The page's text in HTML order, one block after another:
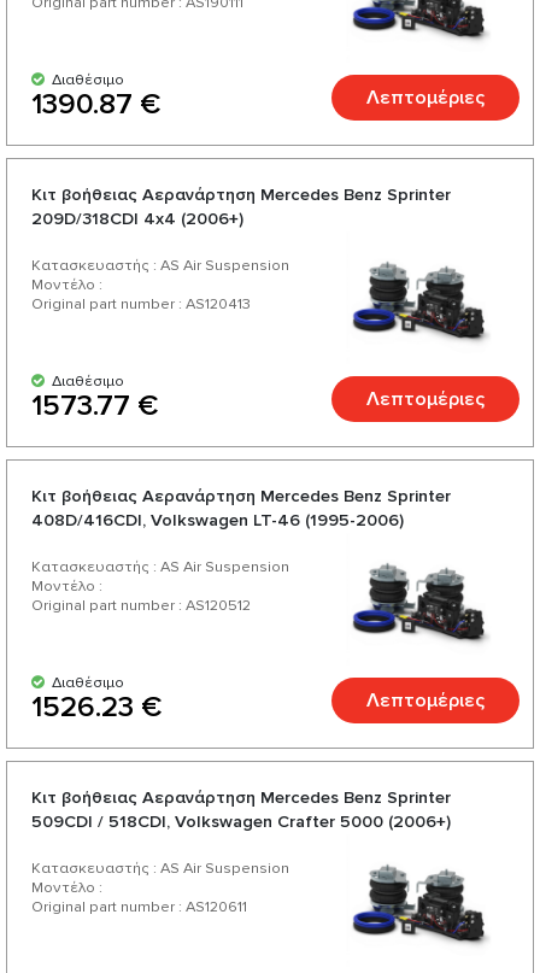
Διαθέσιμο
1390.87 € Λεπτομέριες
Κιτ βοήθειας Αερανάρτηση Mercedes Benz Sprinter
209D/318CDI 4x4 (2006+)
Κατασκευαστής : AS Air Suspension
Μοντέλο :
Original part number : AS120413
Διαθέσιμο
1573.77 € Λεπτομέριες
Κιτ βοήθειας Αερανάρτηση Mercedes Benz Sprinter
408D/416CDI, Volkswagen LT-46 (1995-2006)
Κατασκευαστής : AS Air Suspension
Μοντέλο :
Original part number : AS120512
Διαθέσιμο
1526.23 € Λεπτομέριες
Κιτ βοήθειας Αερανάρτηση Mercedes Benz Sprinter
509CDI / 518CDI, Volkswagen Crafter 5000 (2006+)
Κατασκευαστής : AS Air Suspension
Μοντέλο :
Original part number : AS120611